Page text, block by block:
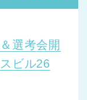
選考会開
ビル26